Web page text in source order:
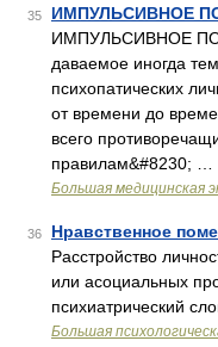
35 ИМПУЛЬСИВНОЕ
ИМПУЛЬСИВНОЕ
даваемое иногда
психопатических
от времени до
всего
правилам&#8230; …
Большая медицинская
36 Нравственное
Расстройство
или асоциальных
психиатрический
Большая